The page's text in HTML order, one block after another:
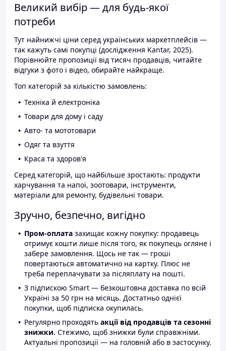
Великий вибір — для будь-якої
потреби
Тут найнижчі ціни серед українських маркетплейсів —
так кажуть самі покупці (дослідження Kantar, 2025).
Порівнюйте пропозиції від тисяч продавців, читайте
відгуки з фото і відео, обирайте найкраще.
Топ категорій за кількістю замовлень:
Техніка й електроніка
Товари для дому і саду
Авто- та мототовари
Одяг та взуття
Краса та здоров'я
Серед категорій, що найбільше зростають: продукти
харчування та напої, зоотовари, інструменти,
матеріали для ремонту, будівельні товари.
Зручно, безпечно, вигідно
Пром-оплата захищає кожну покупку: продавець
отримує кошти лише після того, як покупець огляне і
забере замовлення. Щось не так — гроші
повертаються автоматично на картку. Плюс не
треба переплачувати за післяплату на пошті.
З підпискою Smart — безкоштовна доставка по всій
Україні за 50 грн на місяць. Достатньо однієї
покупки, щоб підписка окупилась.
Регулярно проходять акції від продавців та сезонні
знижки. Стежимо, щоб знижки були справжніми.
Актуальні пропозиції — на головній або в застосунку.